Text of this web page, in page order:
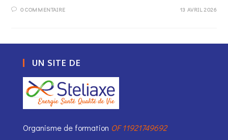
0 COMMENTAIRE 13 AVRIL 2026
UN SITE DE
Organisme de formation OF 11921749692